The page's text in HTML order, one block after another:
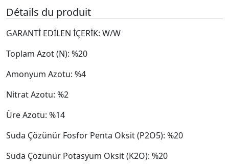
Détails du produit
GARANTİ EDİLEN İÇERİK: W/W
Toplam Azot (N): %20
Amonyum Azotu: %4
Nitrat Azotu: %2
Üre Azotu: %14
Suda Çözünür Fosfor Penta Oksit (P2O5): %20
Suda Çözünür Potasyum Oksit (K2O): %20